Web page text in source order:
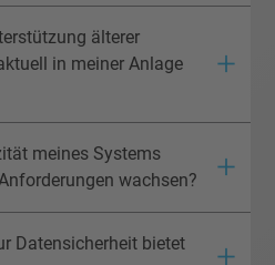
älterer
in meiner Anlage
meines Systems
wachsen?
Datensicherheit bietet